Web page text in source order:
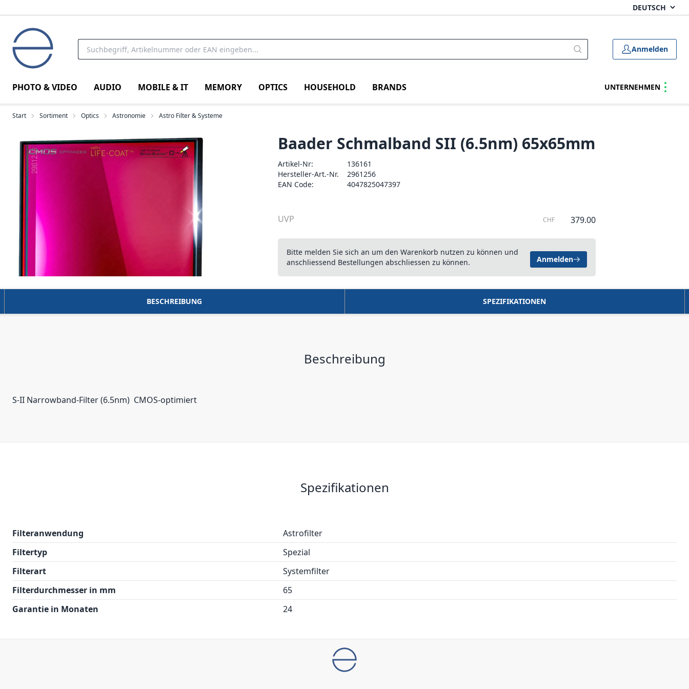
Anmelden
PHOTO & VIDEO AUDIO MOBILE & IT MEMORY OPTICS HOUSEHOLD BRANDS UNTERNEHMEN
Start Sortiment Optics Astronomie Astro Filter & Systeme
Baader Schmalband SII (6.5nm) 65x65mm
Artikel-Nr:
136161
Hersteller-Art.-Nr.
2961256
EAN Code:
4047825047397
UVP CHF 379.00
Bitte melden Sie sich an um den Warenkorb nutzen zu können und
anschliessend Bestellungen abschliessen zu können.
Anmelden
BESCHREIBUNG SPEZIFIKATIONEN
Beschreibung
S-II Narrowband-Filter (6.5nm)  CMOS-optimiert
Spezifikationen
Filteranwendung
Astrofilter
Filtertyp
Spezial
Filterart
Systemfilter
Filterdurchmesser in mm
65
Garantie in Monaten
24